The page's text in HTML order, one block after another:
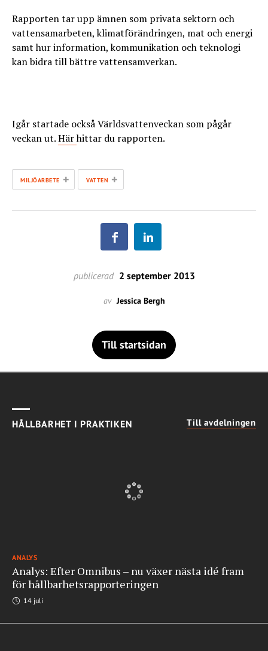
Rapporten tar upp ämnen som privata sektorn och
vattensamarbeten, klimatförändringen, mat och energi
samt hur information, kommunikation och teknologi
kan bidra till bättre vattensamverkan.
Igår startade också Världsvattenveckan som pågår
veckan ut.Härhittar du rapporten.
MILJÖARBETE + VATTEN +
publicerad 2 september 2013
av Jessica Bergh
Till startsidan
HÅLLBARHET I PRAKTIKEN Till avdelningen
ANALYS
Analys: Efter Omnibus – nu växer nästa idé fram
för hållbarhetsrapporteringen
14 juli